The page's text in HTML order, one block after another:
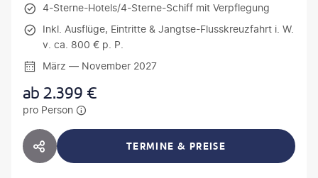
4-Sterne-Hotels/4-Sterne-Schiff mit Verpflegung
Inkl. Ausflüge, Eintritte & Jangtse-Flusskreuzfahrt i. W.
v. ca. 800 € p. P.
März — November 2027
ab2.399 €
pro Person
HOTEL TEILEN TERMINE & PREISE